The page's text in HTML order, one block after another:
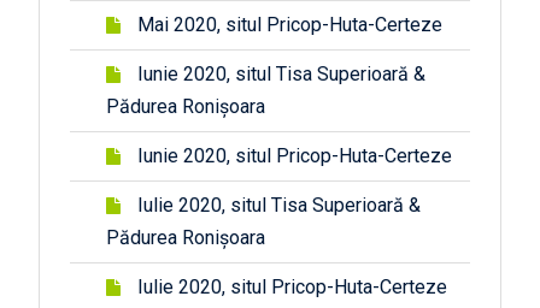
Mai 2020, situl Pricop-Huta-Certeze
Iunie 2020, situl Tisa Superioară &
Pădurea Ronișoara
Iunie 2020, situl Pricop-Huta-Certeze
Iulie 2020, situl Tisa Superioară &
Pădurea Ronișoara
Iulie 2020, situl Pricop-Huta-Certeze